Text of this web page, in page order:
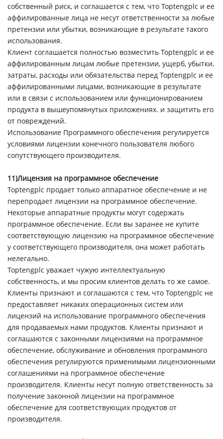
собственный риск, и соглашается с тем, что Toptengplc и ее
аффилированные лица не несут ответственности за любые
претензии или убытки, возникающие в результате такого
использования.
Клиент соглашается полностью возместить Toptengplc и ее
аффилированным лицам любые претензии, ущерб, убытки,
затраты, расходы или обязательства перед Toptengplc и ее
аффилированными лицами, возникающие в результате
или в связи с использованием или функционированием
продукта в вышеупомянутых приложениях. и защитить его
от повреждений.
Использование Программного обеспечения регулируется
условиями лицензии конечного пользователя любого
сопутствующего производителя.
11)Лицензия на программное обеспечение
Toptengplc продает только аппаратное обеспечение и не
перепродает лицензии на программное обеспечение.
Некоторые аппаратные продукты могут содержать
программное обеспечение. Если вы заранее не купите
соответствующую лицензию на программное обеспечение
у соответствующего производителя, она может работать
нелегально.
Toptengplc уважает чужую интеллектуальную
собственность, и мы просим клиентов делать то же самое.
Клиенты признают и соглашаются с тем, что Toptengplc не
предоставляет никаких операционных систем или
лицензий на использование программного обеспечения
для продаваемых нами продуктов. Клиенты признают и
соглашаются с законными лицензиями на программное
обеспечение, обслуживание и обновления программного
обеспечения регулируются применимыми лицензионными
соглашениями на программное обеспечение
производителя. Клиенты несут полную ответственность за
получение законной лицензии на программное
обеспечение для соответствующих продуктов от
производителя.